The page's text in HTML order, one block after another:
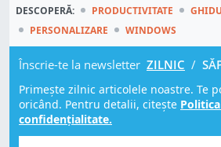
DESCOPERĂ: PRODUCTIVITATE
PERSONALIZARE
WINDOWS
Înscrie-te la newsletter ZILNIC /
Primește zilnic articolele noastre. Te
oricând. Pentru detalii, citește
confidențialitate.